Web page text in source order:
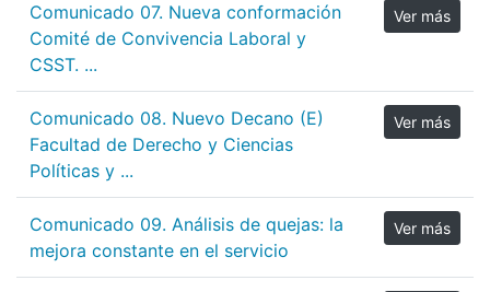
Comunicado 07. Nueva conformación
Comité de Convivencia Laboral y
CSST. ...
Ver más
Comunicado 08. Nuevo Decano (E)
Facultad de Derecho y Ciencias
Políticas y ...
Ver más
Comunicado 09. Análisis de quejas: la
mejora constante en el servicio
Ver más